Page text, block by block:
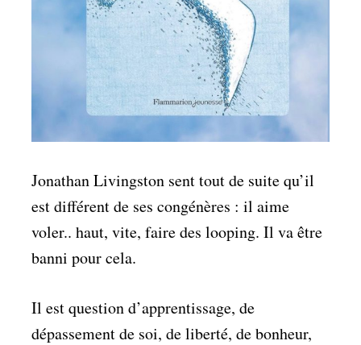
Jonathan Livingston sent tout de suite qu’il
est différent de ses congénères : il aime
voler.. haut, vite, faire des looping. Il va être
banni pour cela.
Il est question d’apprentissage, de
dépassement de soi, de liberté, de bonheur,